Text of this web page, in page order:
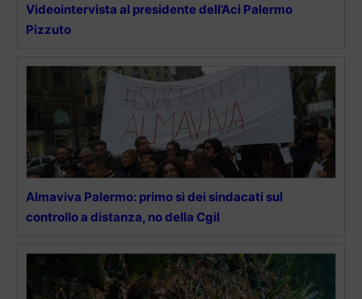
Videointervista al presidente dell’Aci Palermo
Pizzuto
Almaviva Palermo: primo sì dei sindacati sul
controllo a distanza, no della Cgil